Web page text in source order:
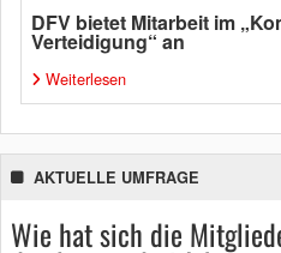
DFV bietet Mitarbeit im
Verteidigung“ an
Weiterlesen
AKTUELLE UMFRAGE
Wie hat sich die